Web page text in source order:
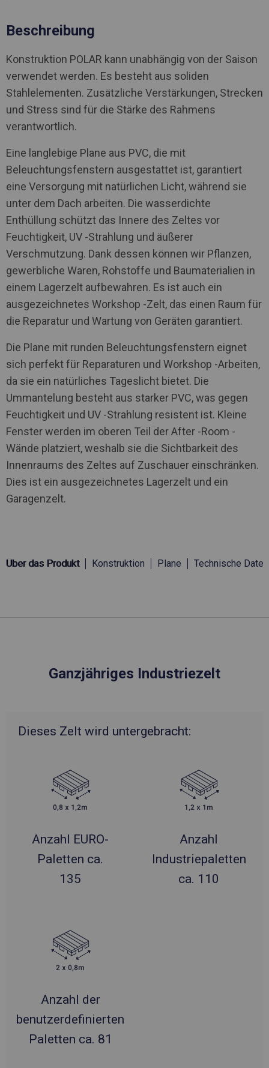
Beschreibung
Konstruktion POLAR kann unabhängig von der Saison
verwendet werden. Es besteht aus soliden
Stahlelementen. Zusätzliche Verstärkungen, Strecken
und Stress sind für die Stärke des Rahmens
verantwortlich.
Eine langlebige Plane aus PVC, die mit
Beleuchtungsfenstern ausgestattet ist, garantiert
eine Versorgung mit natürlichen Licht, während sie
unter dem Dach arbeiten. Die wasserdichte
Enthüllung schützt das Innere des Zeltes vor
Feuchtigkeit, UV -Strahlung und äußerer
Verschmutzung. Dank dessen können wir Pflanzen,
gewerbliche Waren, Rohstoffe und Baumaterialien in
einem Lagerzelt aufbewahren. Es ist auch ein
ausgezeichnetes Workshop -Zelt, das einen Raum für
die Reparatur und Wartung von Geräten garantiert.
Die Plane mit runden Beleuchtungsfenstern eignet
sich perfekt für Reparaturen und Workshop -Arbeiten,
da sie ein natürliches Tageslicht bietet. Die
Ummantelung besteht aus starker PVC, was gegen
Feuchtigkeit und UV -Strahlung resistent ist. Kleine
Fenster werden im oberen Teil der After -Room -
Wände platziert, weshalb sie die Sichtbarkeit des
Innenraums des Zeltes auf Zuschauer einschränken.
Dies ist ein ausgezeichnetes Lagerzelt und ein
Garagenzelt.
Über das Produkt Konstruktion Plane Technische Daten
Ganzjähriges Industriezelt
Dieses Zelt wird untergebracht:
Anzahl EURO-
Paletten ca.
135
Anzahl
Industriepaletten
ca. 110
Anzahl der
benutzerdefinierten
Paletten ca. 81